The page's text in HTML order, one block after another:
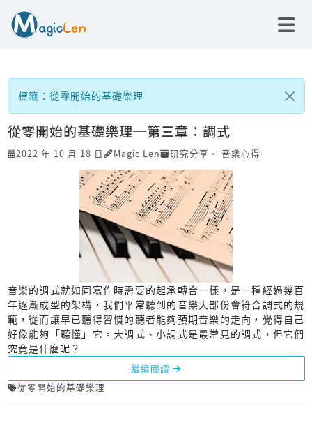
標籤：從零開始的基礎樂理
從零開始的基礎樂理─第三章：調式
2022 年 10 月 18 日 Magic Len 研究分享 、 音樂心得
音樂的調式就如同寫作時需要的起承轉合一樣，是一種經過幾百
年逐漸成型的架構，我們平常聽到的音樂大部份會符合調式的規
範，從而讓早已聽得習慣的聽者能夠預期音樂的走向，覺得自己
好像能夠「聽懂」它。大調式、小調式是最常見的調式，但它們
究竟是什麼呢？
繼續閱讀
從零開始的基礎樂理